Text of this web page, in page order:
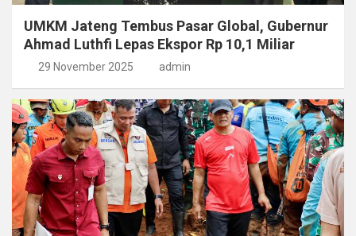
UMKM Jateng Tembus Pasar Global, Gubernur
Ahmad Luthfi Lepas Ekspor Rp 10,1 Miliar
29 November 2025 admin